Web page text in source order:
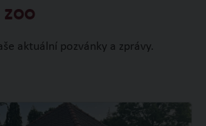
ZOO
aktuální pozvánky a zprávy.